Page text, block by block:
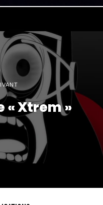
« Xtrem »